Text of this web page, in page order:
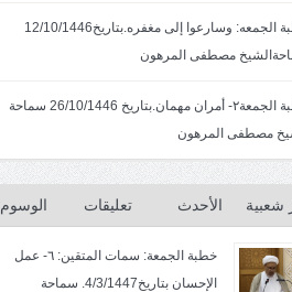
خطبة الجمعه: وسارعوا إلى مغفره.بتاريخ12/10/1446
مصطفى المرهون
خطبة الجمعة٢- أمران مهمان.بتاريخ 26/10/1446 سماحة
مصطفى المرهون
شعبية الأحدث تعليقات الوسوم
خطبة الجمعة: سمات المتقين: ٦- عمل
الإحسان بتاريخ4/3/1447. سماحة